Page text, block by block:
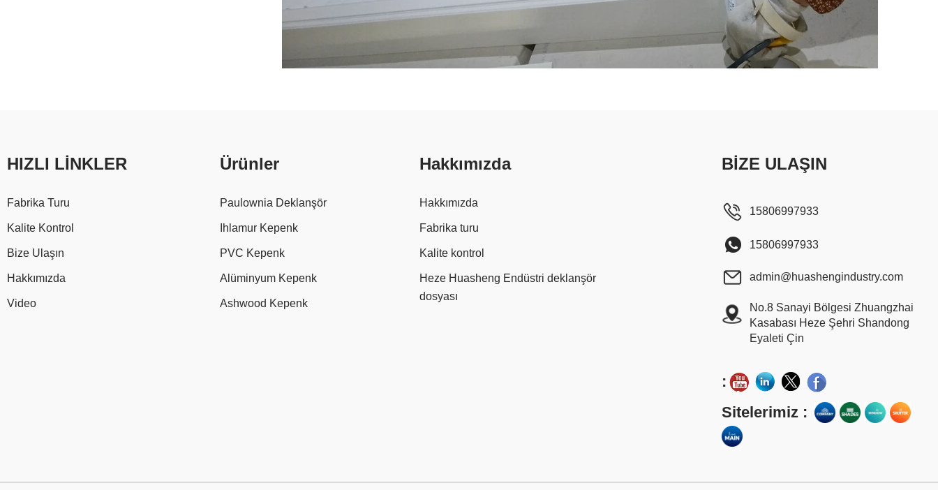
HIZLI LİNKLER
Fabrika Turu
Kalite Kontrol
Bize Ulaşın
Hakkımızda
Video
Ürünler
Paulownia Deklanşör
Ihlamur Kepenk
PVC Kepenk
Alüminyum Kepenk
Ashwood Kepenk
Hakkımızda
Hakkımızda
Fabrika turu
Kalite kontrol
Heze Huasheng Endüstri deklanşör
dosyası
BİZE ULAŞIN
15806997933
15806997933
admin@huashengindustry.com
No.8 Sanayi Bölgesi Zhuangzhai
Kasabası Heze Şehri Shandong
Eyaleti Çin
:
Sitelerimiz :